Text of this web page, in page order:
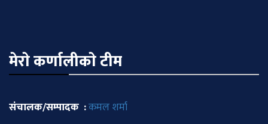
मेराे कर्णालीकाे टीम
संचालक/सम्पादक :कमल शर्मा